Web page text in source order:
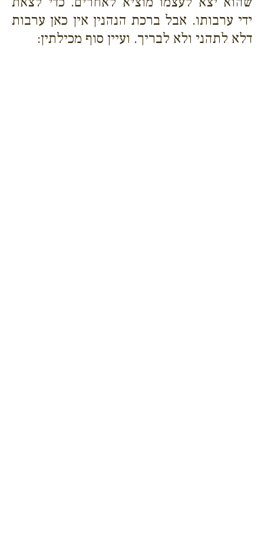
ידי ערבותו. אבל ברכת הנהנין אין כאן ערבות
דלא לתהני ולא לבריך. ועיין סוף מכילתין: